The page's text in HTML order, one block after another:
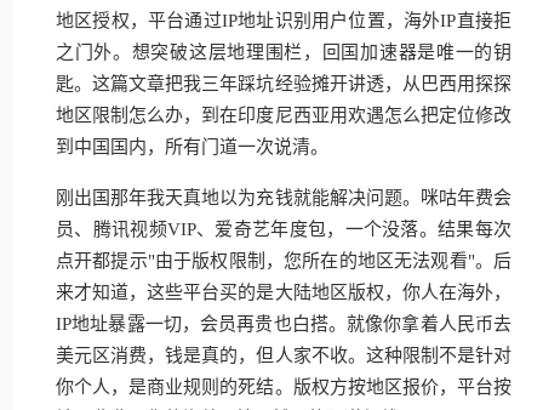
地区授权，平台通过IP地址识别用户位置，海外IP直接拒
之门外。想突破这层地理围栏，回国加速器是唯一的钥
匙。这篇文章把我三年踩坑经验摊开讲透，从巴西用探探
地区限制怎么办，到在印度尼西亚用欢遇怎么把定位修改
到中国国内，所有门道一次说清。
刚出国那年我天真地以为充钱就能解决问题。咪咕年费会
员、腾讯视频VIP、爱奇艺年度包，一个没落。结果每次
点开都提示"由于版权限制，您所在的地区无法观看"。后
来才知道，这些平台买的是大陆地区版权，你人在海外，
IP地址暴露一切，会员再贵也白搭。就像你拿着人民币去
美元区消费，钱是真的，但人家不收。这种限制不是针对
你个人，是商业规则的死结。版权方按地区报价，平台按